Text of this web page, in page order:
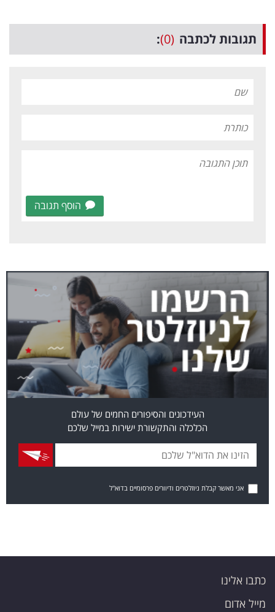
תגובות לכתבה (0)
:
הוסף תגובה
העידכונים והסיפורים החמים של עולם
הכלכלה והתקשורת ישירות במייל שלכם
אני מאשר קבלת ניוזלטרים ודיוורים פרסומיים בדוא"ל
כתבו אלינו
מייל אדום